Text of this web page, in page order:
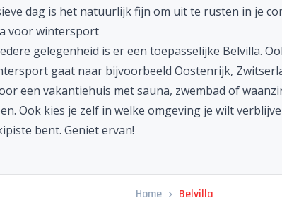
dag is het natuurlijk fijn om uit te rusten in je
voor wintersport
gelegenheid is er een toepasselijke Belvilla.
gaat naar bijvoorbeeld Oostenrijk,
een vakantiehuis met sauna, zwembad of
Ook kies je zelf in welke omgeving je wilt
bent. Geniet ervan!
Home Belvilla